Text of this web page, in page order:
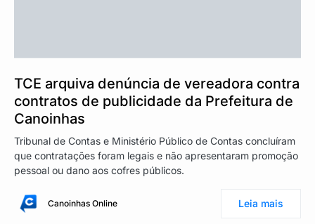
TCE arquiva denúncia de vereadora contra
contratos de publicidade da Prefeitura de
Canoinhas
Tribunal de Contas e Ministério Público de Contas concluíram
que contratações foram legais e não apresentaram promoção
pessoal ou dano aos cofres públicos.
Canoinhas Online Leia mais